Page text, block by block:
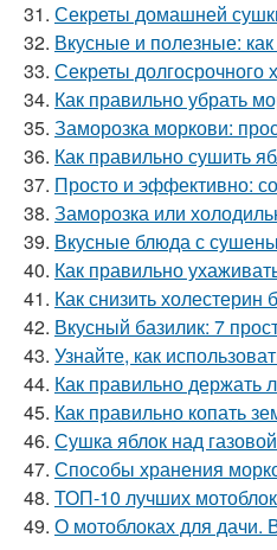
31. Секреты домашней
32. Вкусные и полезные:
33. Секреты долгосрочного
34. Как правильно убрать
35. Заморозка моркови:
36. Как правильно сушить
37. Просто и эффективно:
38. Заморозка или
39. Вкусные блюда с
40. Как правильно
41. Как снизить холестерин
42. Вкусный базилик: 7
43. Узнайте, как
44. Как правильно держать
45. Как правильно копать
46. Сушка яблок над
47. Способы хранения
48. ТОП-10 лучших
49. О мотоблоках для дачи.